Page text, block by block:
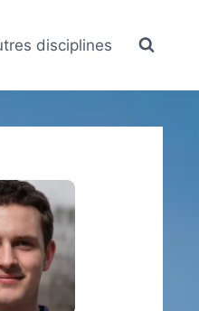
disciplines